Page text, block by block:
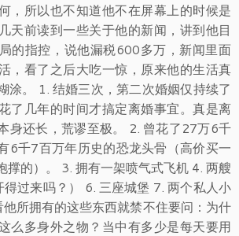
，所以也不知道他不在屏幕上的时候是
天前读到一些关于他的新闻，讲到他目
的指控，说他漏税600多万，新闻里面
，看了之后大吃一惊，原来他的生活真
涂。 1. 结婚三次，第二次婚姻仅持续了
了几年的时间才搞定离婚事宜。真是离
身还长，荒谬至极。 2. 曾花了27万6千
6千7百万年历史的恐龙头骨（高价买一
撑的）。 3. 拥有一架喷气式飞机 4. 两艘
过来吗？） 6. 三座城堡 7. 两个私人小
所拥有的这些东西就禁不住要问：为什
么多身外之物？当中有多少是每天要用